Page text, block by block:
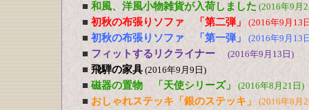
■ 和風、洋風小物雑貨が入荷しました (2016年9月
■ 初秋の布張りソファ 「第二弾」 (2016年9月13
■ 初秋の布張りソファ 「第一弾」 (2016年9月13
■ フィットするリクライナー (2016年9月13日)
■ 飛騨の家具 (2016年9月9日)
■ 磁器の置物 「天使シリーズ」 (2016年8月21日)
■ おしゃれステッキ「銀のステッキ」 (2016年8月